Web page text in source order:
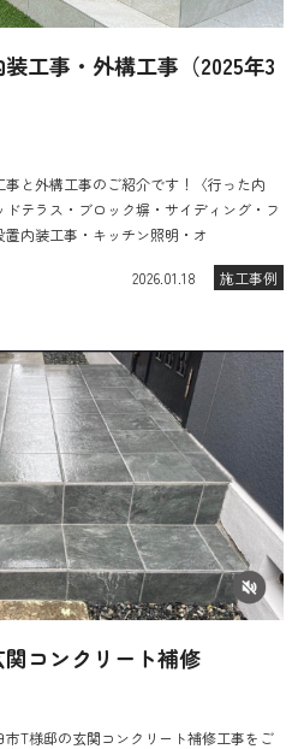
工事・外構工事（2025年3
と外構工事のご紹介です！〈行った内
テラス・ブロック塀・サイディング・フ
内装工事・キッチン照明・オ
2026.01.18 施工事例
コンクリート補修
T様邸の玄関コンクリート補修工事をご